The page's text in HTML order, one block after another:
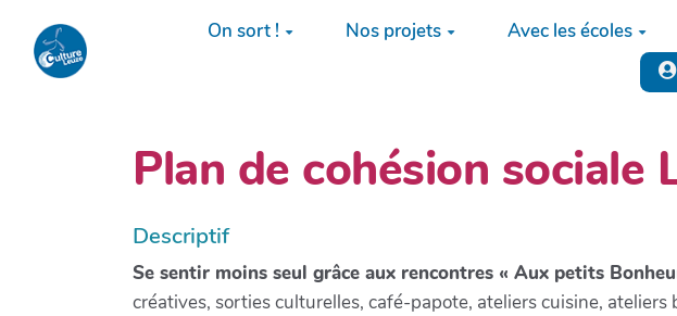
Aller au contenu principalOn sort ! Nos projets Avec les écoles
Plan de cohésion sociale
Descriptif
Se sentir moins seul grâce aux rencontres « Aux petits
créatives, sorties culturelles, café-papote, ateliers cuisine, ateliers